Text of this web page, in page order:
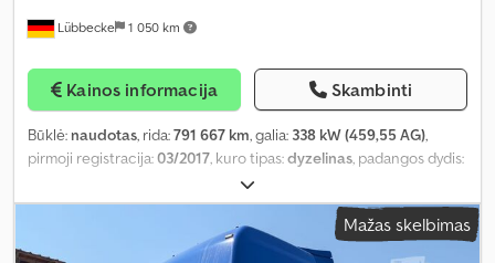
Lübbecke 1 050 km
Kainos informacija Skambinti
Būklė: naudotas, rida:791 667 km, galia: 338 kW (459,55 AG),
pirmoji registracija:03/2017, kuro tipas:dyzelinas, padangos dydis:
60 procentas
4x2, kuras:dyzelinas, stabdžiai:retarderis, spalva:žalia, vairuotojo
, pavaros tipas: automatinis, emisijos
klasė:
oras, Gamybos metai:2017
Mažas skelbimas